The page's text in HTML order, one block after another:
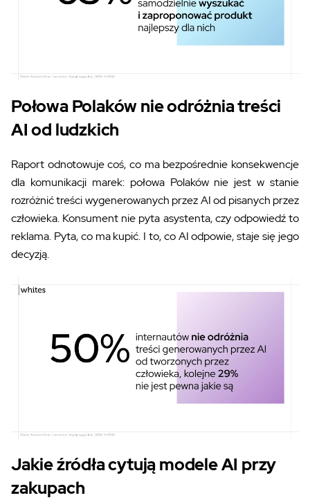
Połowa Polaków nie odróżnia treści
AI od ludzkich
Raport odnotowuje coś, co ma bezpośrednie konsekwencje
dla komunikacji marek: połowa Polaków nie jest w stanie
rozróżnić treści wygenerowanych przez AI od pisanych przez
człowieka. Konsument nie pyta asystenta, czy odpowiedź to
reklama. Pyta, co ma kupić. I to, co AI odpowie, staje się jego
decyzją.
Jakie źródła cytują modele AI przy
zakupach